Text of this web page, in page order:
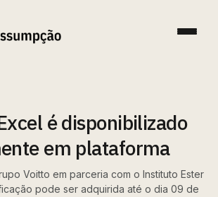
é disponibilizado
em plataforma
Voitto em parceria com o Instituto Ester
pode ser adquirida até o dia 09 de